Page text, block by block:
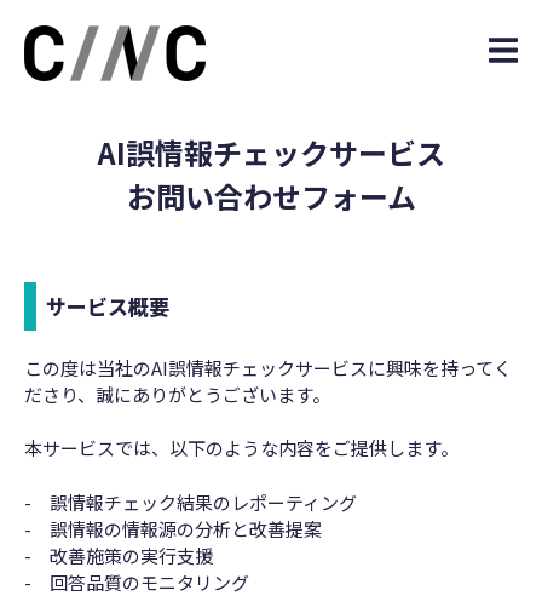
AI誤情報チェックサービス
お問い合わせフォーム
サービス概要
この度は当社のAI誤情報チェックサービスに興味を持ってく
ださり、誠にありがとうございます。
本サービスでは、以下のような内容をご提供します。
- 誤情報チェック結果のレポーティング
- 誤情報の情報源の分析と改善提案
- 改善施策の実行支援
- 回答品質のモニタリング